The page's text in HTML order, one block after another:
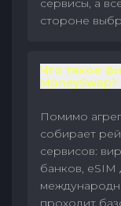
сервисы, а
стороне
Что такое
MoneySwap?
Помимо
собирает
сервисов:
банков, eSIM
проходит